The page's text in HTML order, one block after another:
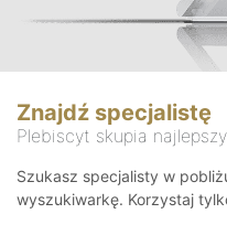
Znajdź specjalistę
Plebiscyt skupia
Szukasz specjalisty w
wyszukiwarkę. Korzystaj